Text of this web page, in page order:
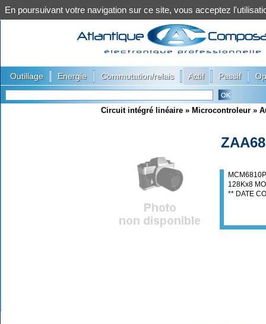
Outillage Energie Commutation/relais Actif Passif
Circuit intégré linéaire » Microcontroleur »
128Kx8
** DATE
En poursuivant votre navigation sur ce site, vous acceptez